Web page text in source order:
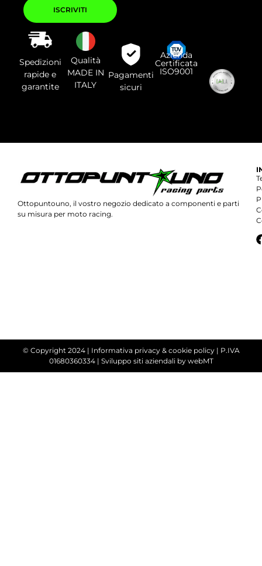
prega
di
lasciare
vuoto
questo
campo.
Spedizioni
rapide e
garantite
Qualità
MADE IN
ITALY
Pagamenti
sicuri
Azienda
Certificata
ISO9001
Ottopuntouno, il vostro negozio dedicato a componenti e parti
su misura per moto racing.
© Copyright 2024 | Informativa privacy & cookie policy| P.IVA
01680360334 | Sviluppo siti aziendaliby webMT